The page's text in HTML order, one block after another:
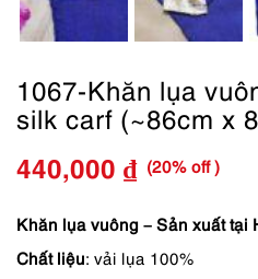
1067-Khăn lụa
silk carf (~86cm x
Giá
gốc
là:
440,000 ₫
Giá
hiện
tại
(20% off )
Khăn lụa vuông – Sản xuất tại
Chất liệu: vải lụa 100%